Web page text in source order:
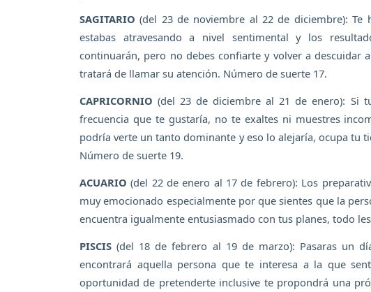
SAGITARIO (del 23 de noviembre al 22 de diciembre):
estabas atravesando a nivel sentimental y los
continuarán, pero no debes confiarte y volver a descuidar
tratará de llamar su atención. Número de suerte 17.
CAPRICORNIO (del 23 de diciembre al 21 de enero): Si
frecuencia que te gustaría, no te exaltes ni muestres
podría verte un tanto dominante y eso lo alejaría, ocupa tu
Número de suerte 19.
ACUARIO (del 22 de enero al 17 de febrero): Los
muy emocionado especialmente por que sientes que la
encuentra igualmente entusiasmado con tus planes, todo
PISCIS (del 18 de febrero al 19 de marzo): Pasaras un
encontrará aquella persona que te interesa a la que
oportunidad de pretenderte inclusive te propondrá una